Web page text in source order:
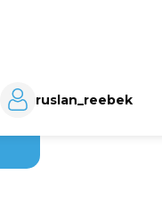
ruslan_reebek